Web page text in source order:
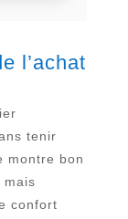
l’achat
tenir
montre bon
mais
confort